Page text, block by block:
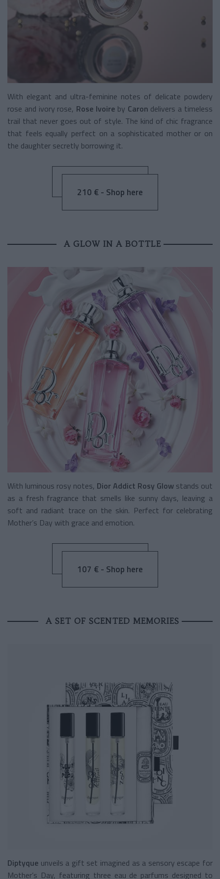
With elegant and ultra-feminine notes of delicate powdery
rose and ivory rose, Rose Ivoire by Caron delivers a timeless
trail that never goes out of style. The kind of chic fragrance
that feels equally perfect on a sophisticated mother or on
the daughter secretly borrowing it.
210 € - Shop here
A GLOW IN A BOTTLE
With luminous rosy notes, Dior Addict Rosy Glow stands out
as a fresh fragrance that smells like sunny days, leaving a
soft and radiant trace on the skin. Perfect for celebrating
Mother’s Day with grace and emotion.
107 € - Shop here
A SET OF SCENTED MEMORIES
Diptyque unveils a gift set imagined as a sensory escape for
Mother’s Day, featuring three eau de parfums designed to